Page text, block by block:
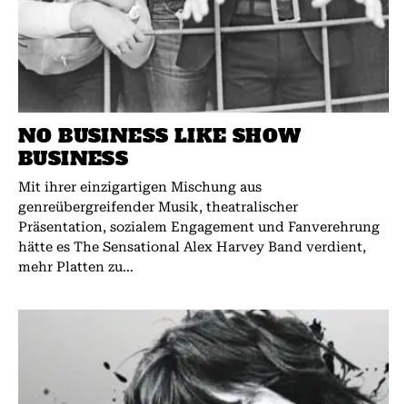
NO BUSINESS LIKE SHOW
BUSINESS
Mit ihrer einzigartigen Mischung aus
genreübergreifender Musik, theatralischer
Präsentation, sozialem Engagement und Fanverehrung
hätte es The Sensational Alex Harvey Band verdient,
mehr Platten zu...